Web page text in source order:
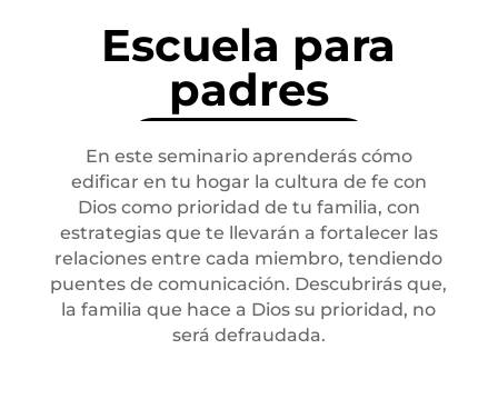
Escuela para
padres
En este seminario aprenderás cómo
edificar en tu hogar la cultura de fe con
Dios como prioridad de tu familia, con
estrategias que te llevarán a fortalecer las
relaciones entre cada miembro, tendiendo
puentes de comunicación. Descubrirás que,
la familia que hace a Dios su prioridad, no
será defraudada.